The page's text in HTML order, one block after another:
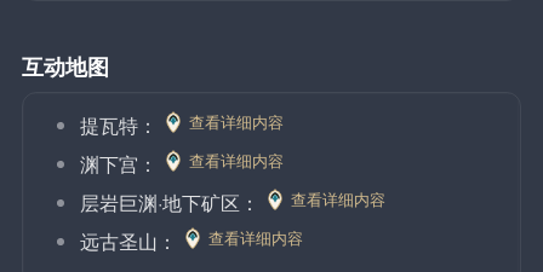
互动地图
提瓦特： 查看详细内容
渊下宫： 查看详细内容
层岩巨渊·地下矿区： 查看详细内容
远古圣山： 查看详细内容